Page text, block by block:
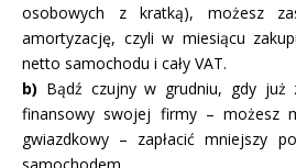
osobowych z kratką), możesz
amortyzację, czyli w miesiącu
netto samochodu i cały VAT.
b) Bądź czujny w grudniu, gdy już
finansowy swojej firmy – możesz
gwiazdkowy – zapłacić mniejszy